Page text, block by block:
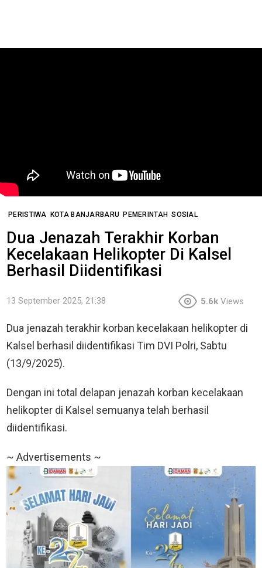
PERISTIWA KOTA BANJARBARU PEMERINTAH SOSIAL
Dua Jenazah Terakhir Korban
Kecelakaan Helikopter Di Kalsel
Berhasil Diidentifikasi
13 September 2025, 21:38 5.6k Views
Dua jenazah terakhir korban kecelakaan helikopter di
Kalsel berhasil diidentifikasi Tim DVI Polri, Sabtu
(13/9/2025).
Dengan ini total delapan jenazah korban kecelakaan
helikopter di Kalsel semuanya telah berhasil
diidentifikasi.
~ Advertisements ~